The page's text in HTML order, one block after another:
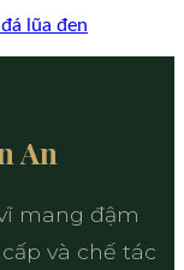
lũa đen
An
mang đậm
và chế tác